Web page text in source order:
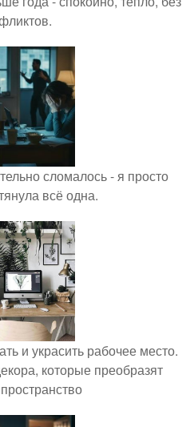
сломалось - я просто
всё одна.
и украсить рабочее место.
которые преобразят